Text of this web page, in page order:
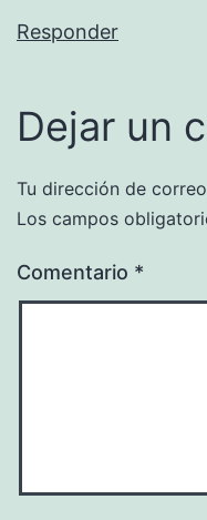
Responder
Dejar un
Tu dirección de
Los campos
Comentario *